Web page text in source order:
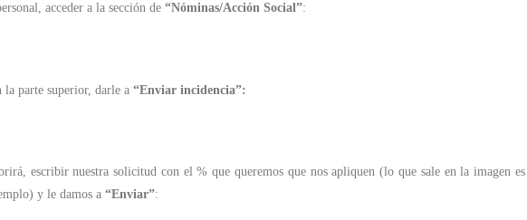
acceder a la sección de “Nóminas/Acción Social”:
la parte superior, darle a “Enviar incidencia”:
escribir nuestra solicitud con el % que queremos que nos apliquen (lo que sale en la imagen
y le damos a “Enviar”: